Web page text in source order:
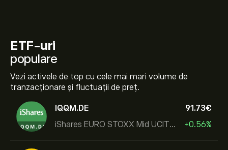
ETF-uri
populare
Vezi activele de top cu cele mai mari volume de
tranzacționare și fluctuații de preț.
IQQM.DE
iShares EURO STOXX Mid UCITS ETF
91.73‎€‎
+0.56%